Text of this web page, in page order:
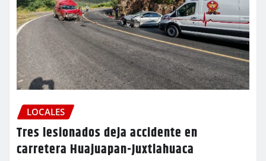
LOCALES
Tres lesionados deja accidente en
carretera Huajuapan-Juxtlahuaca